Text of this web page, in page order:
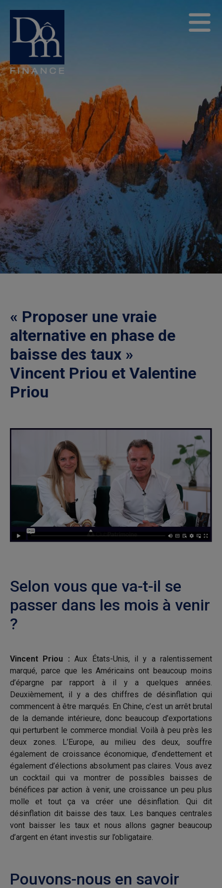
Interview – Dôm
Reflex, une
alternative en
phase de baisse
de taux – Vincent
& Valentine Priou
27/08/2024 3:49 pm Dans la presse Divers
« Proposer une vraie
alternative en phase de
baisse des taux »
Vincent Priou et Valentine
Priou
Selon vous que va-t-il se
passer dans les mois à venir
?
Vincent Priou : Aux États-Unis, il y a ralentissement
marqué, parce que les Américains ont beaucoup moins
d’épargne par rapport à il y a quelques années.
Deuxièmement, il y a des chiffres de désinflation qui
commencent à être marqués. En Chine, c’est un arrêt brutal
de la demande intérieure, donc beaucoup d’exportations
qui perturbent le commerce mondial. Voilà à peu près les
deux zones. L’Europe, au milieu des deux, souffre
également de croissance économique, d’endettement et
également d’élections absolument pas claires. Vous avez
un cocktail qui va montrer de possibles baisses de
bénéfices par action à venir, une croissance un peu plus
molle et tout ça va créer une désinflation. Qui dit
désinflation dit baisse des taux. Les banques centrales
vont baisser les taux et nous allons gagner beaucoup
d’argent en étant investis sur l’obligataire.
Pouvons-nous en savoir